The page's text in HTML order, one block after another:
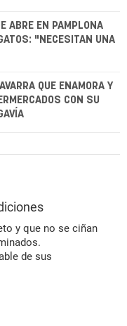
ABRE EN PAMPLONA
"NECESITAN UNA
QUE ENAMORA Y
CON SU
y que no se ciñan
de sus